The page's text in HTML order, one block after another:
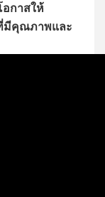
อกาสให้
มีคุณภาพและ